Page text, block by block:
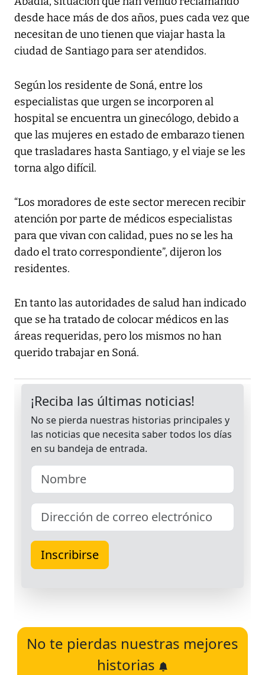
desde hace más de dos años, pues cada vez que
necesitan de uno tienen que viajar hasta la
ciudad de Santiago para ser atendidos.
Según los residente de Soná, entre los
especialistas que urgen se incorporen al
hospital se encuentra un ginecólogo, debido a
que las mujeres en estado de embarazo tienen
que trasladares hasta Santiago, y el viaje se les
torna algo difícil.
“Los moradores de este sector merecen recibir
atención por parte de médicos especialistas
para que vivan con calidad, pues no se les ha
dado el trato correspondiente”, dijeron los
residentes.
En tanto las autoridades de salud han indicado
que se ha tratado de colocar médicos en las
áreas requeridas, pero los mismos no han
querido trabajar en Soná.
No te pierdas nuestras mejores
historias